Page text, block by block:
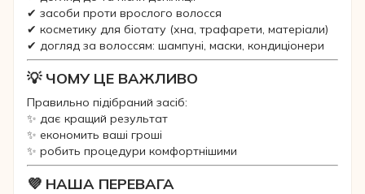
✔ засоби проти врослого волосся
✔ косметику для біотату (хна, трафарети, матеріали)
✔ догляд за волоссям: шампуні, маски, кондиціонери
💡 ЧОМУ ЦЕ ВАЖЛИВО
Правильно підібраний засіб:
✨ дає кращий результат
✨ економить ваші гроші
✨ робить процедури комфортнішими
💜 НАША ПЕРЕВАГА